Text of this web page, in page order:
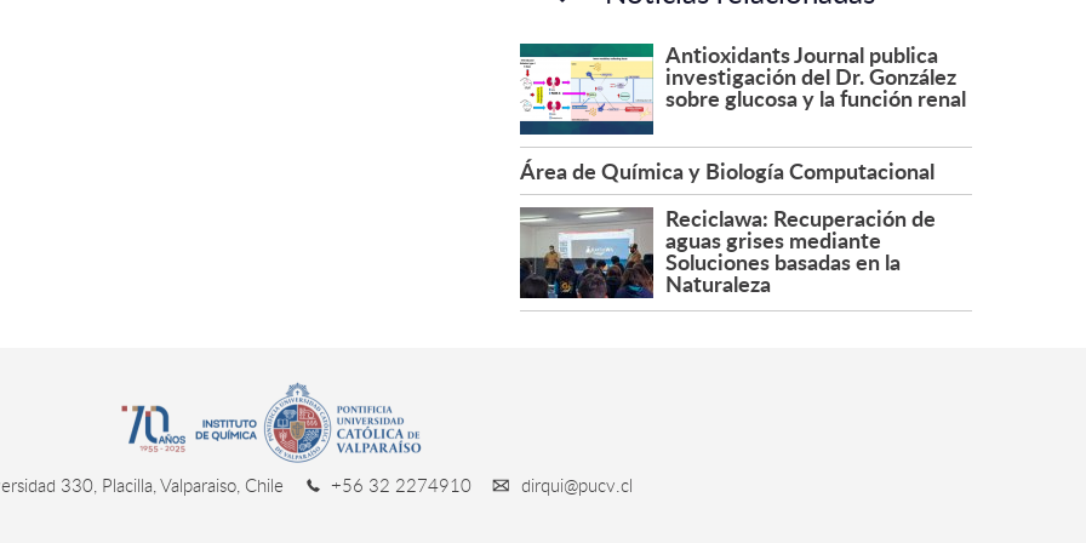
Antioxidants Journal publica
investigación del Dr. González
sobre glucosa y la función renal
Área de Química y Biología Computacional
Reciclawa: Recuperación de
aguas grises mediante
Soluciones basadas en la
Naturaleza
330, Placilla, Valparaiso, Chile +56 32 2274910 dirqui@pucv.cl